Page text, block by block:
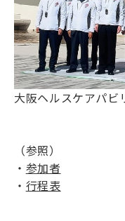
大阪ヘルスケアパビ
（参照）
・ 参加者
・ 行程表